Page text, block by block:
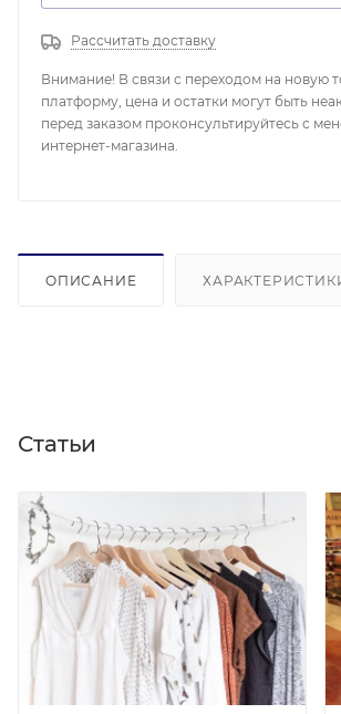
Рассчитать доставку
Внимание! В связи с переходом на новую
платформу, цена и остатки могут быть
перед заказом проконсультируйтесь с
интернет-магазина.
ОПИСАНИЕ
Статьи